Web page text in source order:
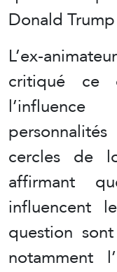
Donald
L’ex-
critiqué ce
cercles de
affirmant
influencent
question
notamment